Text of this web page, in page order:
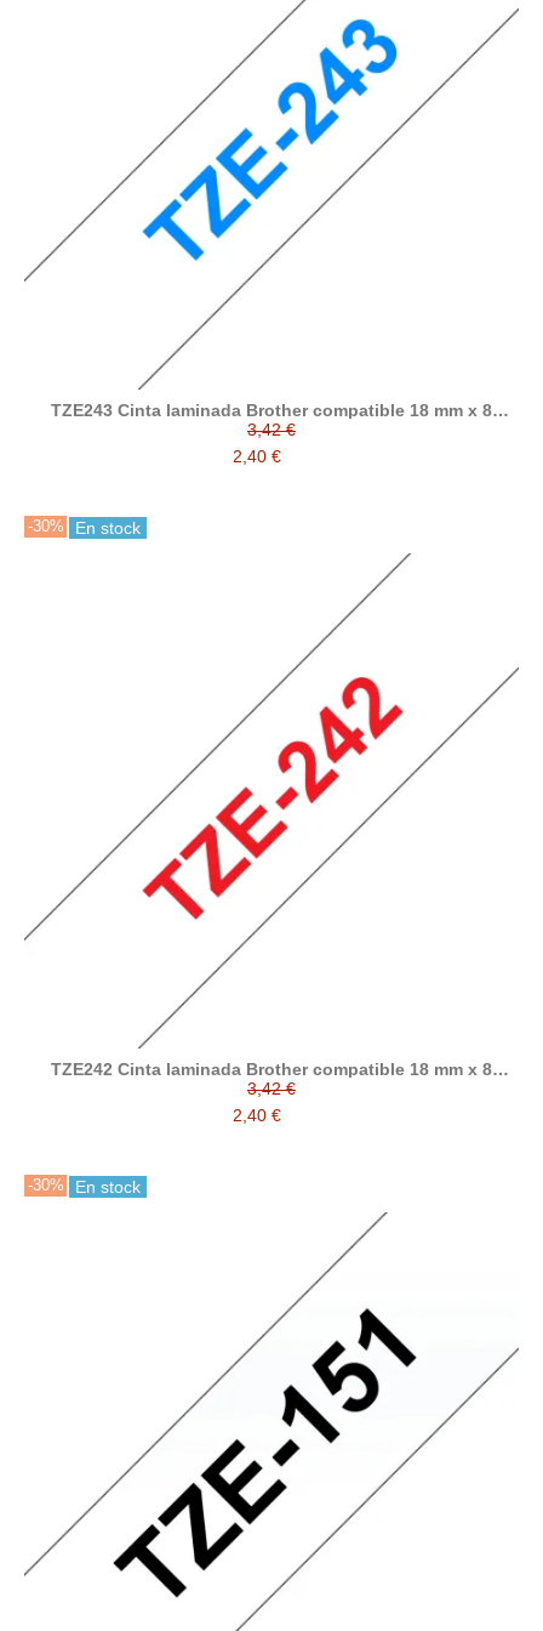
TZE243 Cinta laminada Brother compatible 18 mm x 8
metros
3,42 €
2,40 €
-30% En stock
TZE242 Cinta laminada Brother compatible 18 mm x 8
metros
3,42 €
2,40 €
-30% En stock